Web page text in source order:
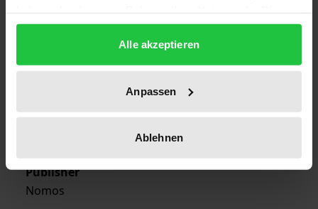
gesammelt haben.
Alle akzeptieren
Anpassen
Ablehnen
Publication Date
Year of Publication
Publisher
Nomos